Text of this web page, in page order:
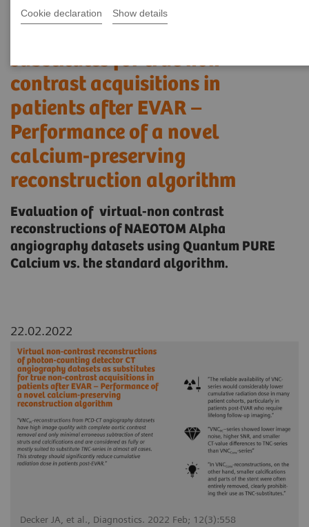
Cookie declaration Show details
counting detector CT
substitutes for true non-
contrast acquisitions in
patients after EVAR –
Performance of a novel
calcium-preserving
reconstruction algorithm
Evaluation of virtual-non contrast
reconstructions of NAEOTOM Alpha
angiography datasets using Quantum PURE
Calcium vs. the standard algorithm.
22.02.2022
Decker JA, et al., Diagnostics. 2022 Feb; 12(3):558